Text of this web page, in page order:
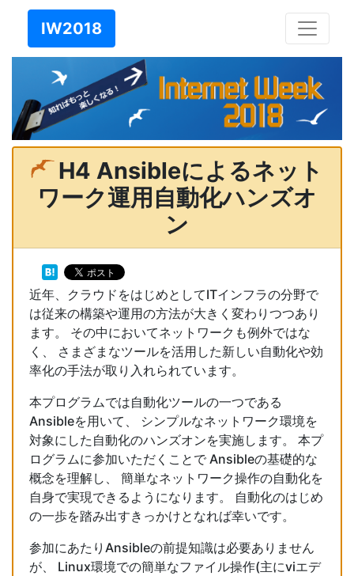
IW2018
H4 Ansibleによるネット
ワーク運用自動化ハンズオ
ン
近年、クラウドをはじめとしてITインフラの分野で
は従来の構築や運用の方法が大きく変わりつつあり
ます。 その中においてネットワークも例外ではな
く、 さまざまなツールを活用した新しい自動化や効
率化の手法が取り入れられています。
本プログラムでは自動化ツールの一つである
Ansibleを用いて、 シンプルなネットワーク環境を
対象にした自動化のハンズオンを実施します。 本プ
ログラムに参加いただくことで Ansibleの基礎的な
概念を理解し、 簡単なネットワーク操作の自動化を
自身で実現できるようになります。 自動化のはじめ
の一歩を踏み出すきっかけとなれば幸いです。
参加にあたりAnsibleの前提知識は必要ありません
が、 Linux環境での簡単なファイル操作(主にviエデ